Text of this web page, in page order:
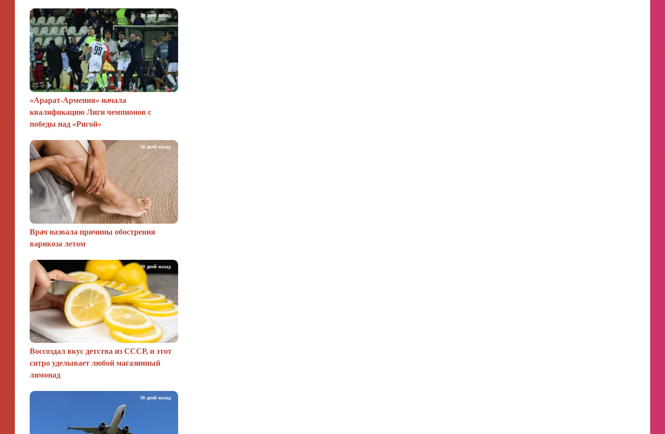
«Арарат‑Армения» начала
квалификацию Лиги чемпионов с
победы над «Ригой»
30 дней назад
Врач назвала причины обострения
варикоза летом
30 дней назад
Воссоздал вкус детства из СССР, и этот
ситро уделывает любой магазинный
лимонад
30 дней назад
30 дней назад